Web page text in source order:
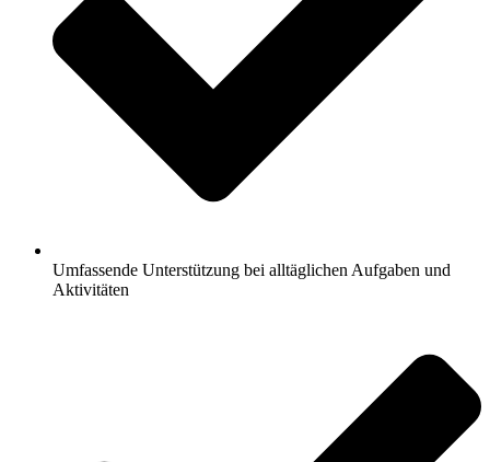
Umfassende Unterstützung bei alltäglichen Aufgaben und
Aktivitäten